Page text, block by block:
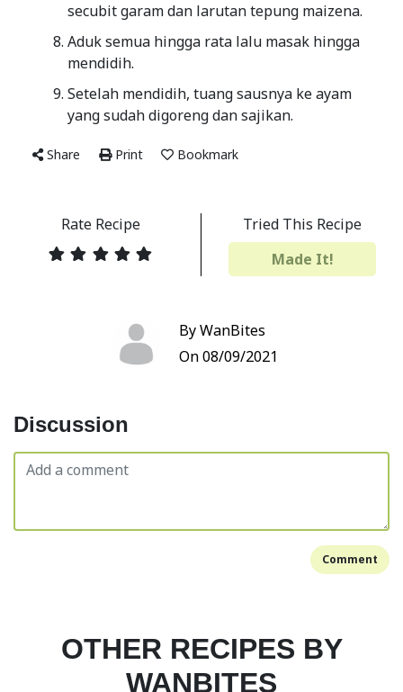
secubit garam dan larutan tepung maizena.
Aduk semua hingga rata lalu masak hingga
mendidih.
Setelah mendidih, tuang sausnya ke ayam
yang sudah digoreng dan sajikan.
Share Print Bookmark
Rate Recipe
Tried This Recipe
Made It!
By WanBites
On 08/09/2021
Discussion
Comment
OTHER RECIPES BY
WANBITES